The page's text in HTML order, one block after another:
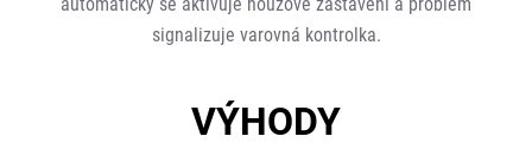
signalizuje varovná kontrolka.
VÝHODY